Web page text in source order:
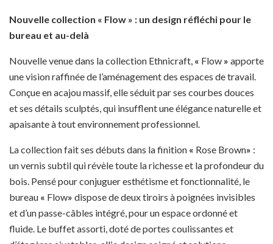
Nouvelle collection « Flow » : un design réfléchi pour le
bureau et au-delà
Nouvelle venue dans la collection Ethnicraft, « Flow » apporte
une vision raffinée de l’aménagement des espaces de travail.
Conçue en acajou massif, elle séduit par ses courbes douces
et ses détails sculptés, qui insufflent une élégance naturelle et
apaisante à tout environnement professionnel.
La collection fait ses débuts dans la finition « Rose Brown» :
un vernis subtil qui révèle toute la richesse et la profondeur du
bois. Pensé pour conjuguer esthétisme et fonctionnalité, le
bureau « Flow» dispose de deux tiroirs à poignées invisibles
et d’un passe-câbles intégré, pour un espace ordonné et
fluide. Le buffet assorti, doté de portes coulissantes et